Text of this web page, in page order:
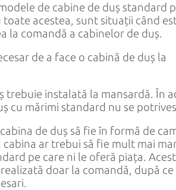
de cabine de duș standard
acestea, sunt situații când
la comandă a cabinelor de duș.
de a face o cabină de duș la
trebuie instalată la mansardă. În
cu mărimi standard nu se
de duș să fie în formă de
cabina ar trebui să fie mult mai
pe care ni le oferă piața.
doar la comandă, după ce